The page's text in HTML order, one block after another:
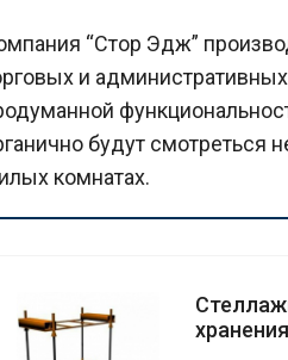
“Стор Эдж”
и
будут смотреться
комнатах.